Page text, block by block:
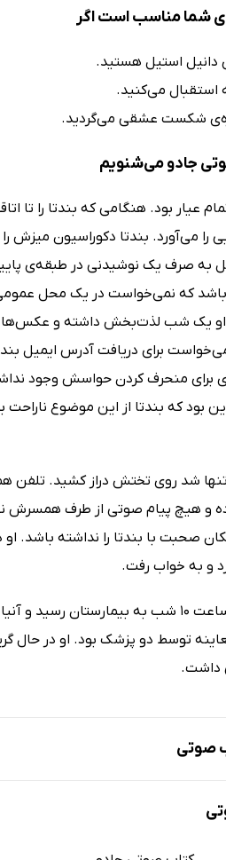
شما مناسب است اگر
دانیل استیل هستید.
استقبال می‌کنید.
شکست عشقی می‌گردید.
جادو می‌شنویم
عیار بود. هنگامی که بندتا را تا
را می‌آورد. بندتا دکوراسیون میزش را
به صرف یک نوشیدنی در طبقه‌ی
که نمی‌خواست در یک محل عمومی
یک شب لذت‌بخش داشته و عکس‌ها و
برای دریافت آدرس ایمیل
برای منحرف کردن حواسش وجود
بود که بندتا از این موضوع
شد روی تختش دراز کشید. تلفن
و هیچ پیام صوتی از طرف همسرش
و به خواب رفت.
گرگوریو درست قبل از ساعت 10 شب به
توسط دو پزشک بود. او در حال
داشت.
صوتی